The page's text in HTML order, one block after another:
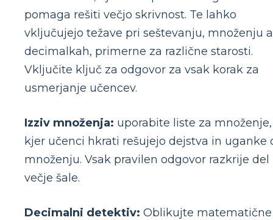
pomaga rešiti večjo skrivnost. Te lahko
vključujejo težave pri seštevanju, množenju
decimalkah, primerne za različne starosti.
Vključite ključ za odgovor za vsak korak za
usmerjanje učencev.
Izziv množenja: uporabite liste za množenje,
kjer učenci hkrati rešujejo dejstva in uganke
množenju. Vsak pravilen odgovor razkrije del
večje šale.
Decimalni detektiv: Oblikujte matematične